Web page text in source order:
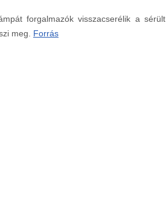
forgalmazók visszacserélik a sérült
meg. Forrás